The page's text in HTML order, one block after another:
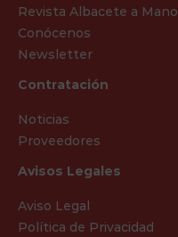
Revista Albacete a Mano
Conócenos
Newsletter
Contratación
Noticias
Proveedores
Avisos Legales
Aviso Legal
Política de Privacidad